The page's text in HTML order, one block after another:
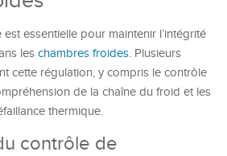
essentielle pour maintenir l’intégrité
les chambres froides. Plusieurs
cette régulation, y compris le contrôle
de la chaîne du froid et les
thermique.
contrôle de